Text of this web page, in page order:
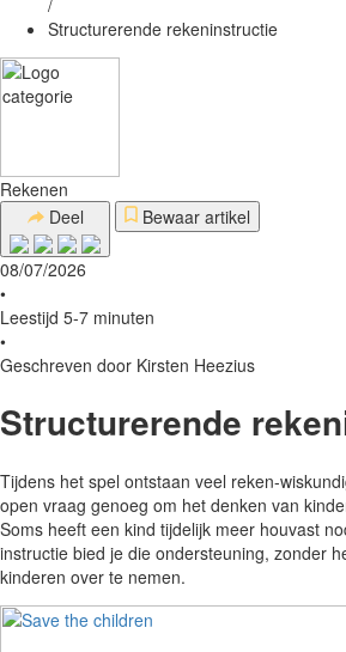
/
Structurerende rekeninstructie
Rekenen
Deel
Bewaar artikel
08/07/2026
•
Leestijd 5-7 minuten
•
Geschreven door Kirsten Heezius
Structurerende
Tijdens het spel ontstaan veel reken-
open vraag genoeg om het denken van
Soms heeft een kind tijdelijk meer houvast
instructie bied je die ondersteuning, zonder
kinderen over te nemen.